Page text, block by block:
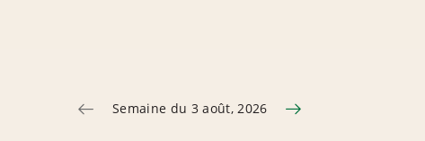
Semaine du 3 août, 2026